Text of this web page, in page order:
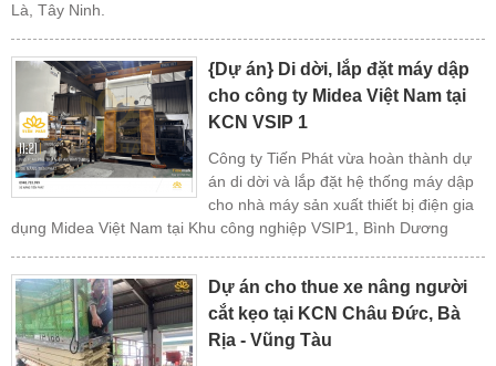
Là, Tây Ninh.
{Dự án} Di dời, lắp đặt máy dập
cho công ty Midea Việt Nam tại
KCN VSIP 1
Công ty Tiến Phát vừa hoàn thành dự
án di dời và lắp đặt hệ thống máy dập
cho nhà máy sản xuất thiết bị điện gia
dụng Midea Việt Nam tại Khu công nghiệp VSIP1, Bình Dương
Dự án cho thue xe nâng người
cắt kẹo tại KCN Châu Đức, Bà
Rịa - Vũng Tàu